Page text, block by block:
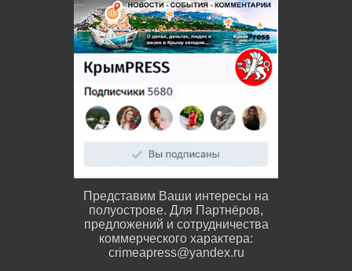
Представим Ваши интересы на
полуострове. Для Партнёров,
предложений и сотрудничества
коммерческого характера:
crimeapress@yandex.ru